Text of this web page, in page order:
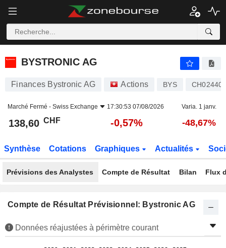
BYSTRONIC AG
BYSTRONIC AG
Finances Bystronic AG Actions BYS
Marché Fermé - Swiss Exchange 17:30:53 07/08/2026 Varia. 1 janv.
138,60 CHF -0,57% -48,67%
Synthèse Cotations Graphiques Actualités
Prévisions des Analystes Compte de Résultat Bilan Flux
Compte de Résultat Prévisionnel: Bystronic AG
Données réajustées à périmètre courant